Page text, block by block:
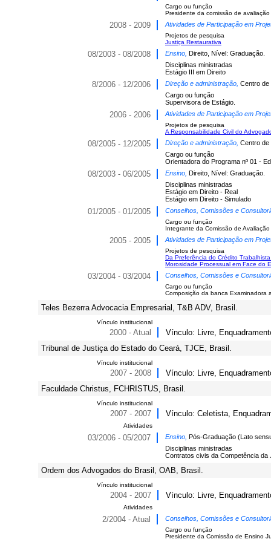
Cargo ou função
Presidente da comissão de
2008 - 2009 Atividades de Participação em
Projetos de pesquisa
Justiça Restaurativa
08/2003 - 08/2008 Ensino, Direito, Nível: Graduação.
Disciplinas ministradas
Estágio III em Direito
8/2006 - 12/2006 Direção e administração, Centro
Cargo ou função
Supervisora de Estágio.
2006 - 2006 Atividades de Participação em
Projetos de pesquisa
A Responsabilidade Civil do
08/2005 - 12/2005 Direção e administração, Centro
Cargo ou função
Orientadora do Programa nº 01 -
08/2003 - 06/2005 Ensino, Direito, Nível: Graduação.
Disciplinas ministradas
Estágio em Direito - Real
Estágio em Direito - Simulado
01/2005 - 01/2005 Conselhos, Comissões e
Cargo ou função
Integrante da Comissão de
2005 - 2005 Atividades de Participação em
Projetos de pesquisa
Da Preferência do Crédito
Morosidade Processual em Face do
03/2004 - 03/2004 Conselhos, Comissões e
Cargo ou função
Composição da banca Examinadora
Teles Bezerra Advocacia Empresarial, T&B ADV, Brasil.
Vínculo institucional
2000 - Atual
Vínculo: Livre,
Tribunal de Justiça do Estado do Ceará, TJCE, Brasil.
Vínculo institucional
2007 - 2008
Vínculo: Livre,
Faculdade Christus, FCHRISTUS, Brasil.
Vínculo institucional
2007 - 2007 Vínculo: Celetista,
Atividades
03/2006 - 05/2007 Ensino, Pós-Graduação (Lato
Disciplinas ministradas
Contratos civis da Competência
Ordem dos Advogados do Brasil, OAB, Brasil.
Vínculo institucional
2004 - 2007 Vínculo: Livre,
Atividades
2/2004 - Atual Conselhos, Comissões e
Cargo ou função
Presidente da Comissão de Ensino